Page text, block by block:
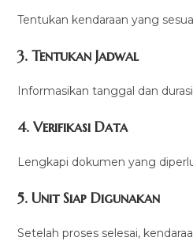
Tentukan kendaraan yang
3. Tentukan Jadwal
Informasikan tanggal dan
4. Verifikasi Data
Lengkapi dokumen yang
5. Unit Siap Digunakan
Setelah proses selesai,